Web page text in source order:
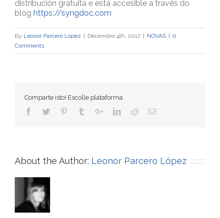
distribución gratuita e está accesible a través do
blog https://syngdoc.com
By Leonor Parcero López Decembro 4th, 2017 NOVAS
0
Comments
Comparte isto! Escolle plataforma
About the Author: Leonor Parcero López